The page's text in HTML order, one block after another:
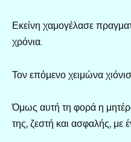
Εκείνη χαμογέλασε
χρόνια.
Τον επόμενο χειμώνα
Όμως αυτή τη φορά η
της, ζεστή και ασφαλής, με